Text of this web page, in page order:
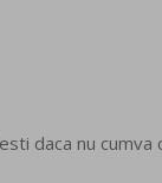
daca nu cumva